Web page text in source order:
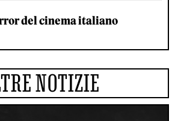
del cinema italiano
NOTIZIE